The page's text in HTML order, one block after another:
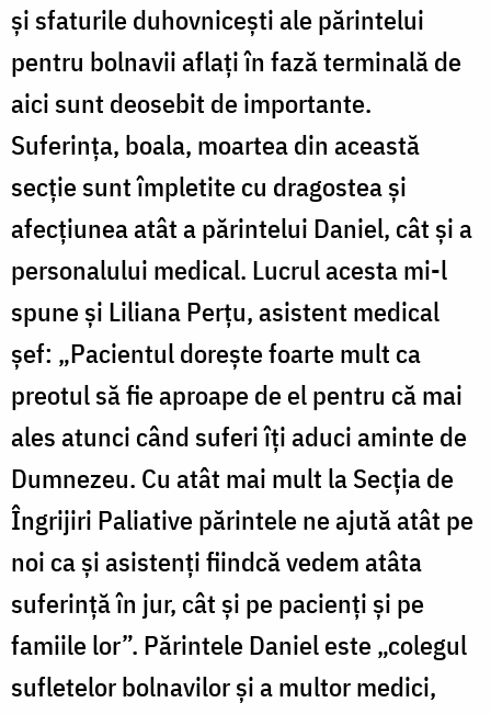
şi sfaturile duhovniceşti ale părintelui
pentru bolnavii aflaţi în fază terminală de
aici sunt deosebit de importante.
Suferinţa, boala, moartea din această
secţie sunt împletite cu dragostea şi
afecţiunea atât a părintelui Daniel, cât şi a
personalului medical. Lucrul acesta mi-l
spune şi Liliana Perţu, asistent medical
şef: „Pacientul doreşte foarte mult ca
preotul să fie aproape de el pentru că mai
ales atunci când suferi îţi aduci aminte de
Dumnezeu. Cu atât mai mult la Secţia de
Îngrijiri Paliative părintele ne ajută atât pe
noi ca şi asistenți fiindcă vedem atâta
suferinţă în jur, cât şi pe pacienţi şi pe
famiile lor”. Părintele Daniel este „colegul
sufletelor bolnavilor şi a multor medici,